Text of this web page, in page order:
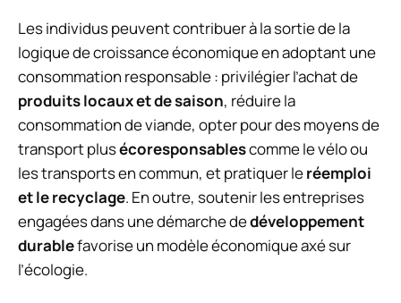
Les individus peuvent contribuer à la sortie de la
logique de croissance économique en adoptant une
consommation responsable : privilégier l’achat de
produits locaux et de saison, réduire la
consommation de viande, opter pour des moyens de
transport plusécoresponsablescomme le vélo ou
les transports en commun, et pratiquer leréemploi
et le recyclage. En outre, soutenir les entreprises
engagées dans une démarche dedéveloppement
durablefavorise un modèle économique axé sur
l’écologie.